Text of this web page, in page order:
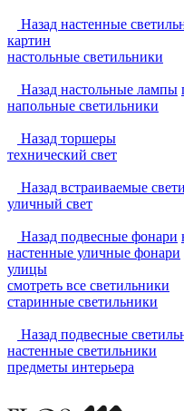
Назад настенные
картин
настольные светильники
Назад настольные лампы
напольные светильники
Назад торшеры
технический свет
Назад встраиваемые
уличный свет
Назад подвесные фонари
настенные уличные фонари
улицы
смотреть все светильники
старинные светильники
Назад подвесные
настенные светильники
предметы интерьера